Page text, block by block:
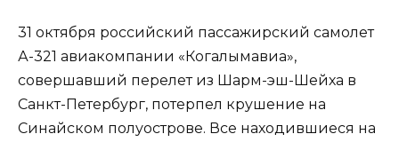
31 октября российский пассажирский самолет
А-321 авиакомпании «Когалымавиа»,
совершавший перелет из Шарм-эш-Шейха в
Санкт-Петербург, потерпел крушение на
Синайском полуострове. Все находившиеся на